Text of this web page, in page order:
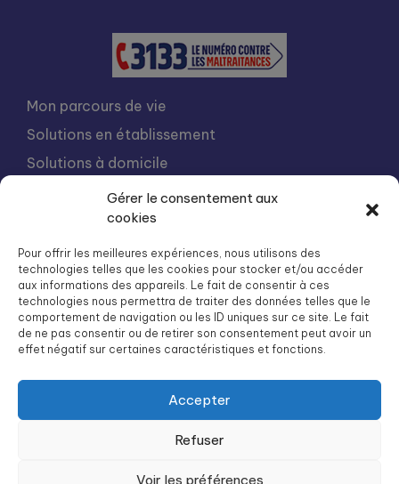
Gérer le consentement aux
cookies
Pour offrir les meilleures expériences, nous utilisons des
technologies telles que les cookies pour stocker et/ou accéder
aux informations des appareils. Le fait de consentir à ces
technologies nous permettra de traiter des données telles que le
comportement de navigation ou les ID uniques sur ce site. Le fait
de ne pas consentir ou de retirer son consentement peut avoir un
effet négatif sur certaines caractéristiques et fonctions.
Accepter
Refuser
Voir les préférences
Mon parcours de vie
Solutions en établissement
Solutions à domicile
Notre organisation
Contact
Préparer son admission
Facturation et aides
Intégration
Liste des résidences Groupe SOS Seniors